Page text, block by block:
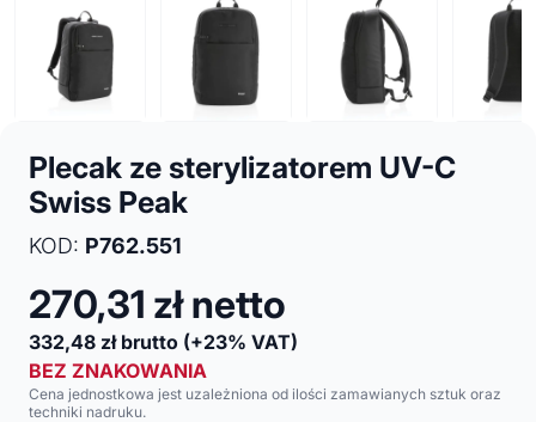
Plecak ze sterylizatorem UV-C
Swiss Peak
KOD: P762.551
270,31 zł netto
332,48 zł brutto (+23% VAT)
BEZ ZNAKOWANIA
Cena jednostkowa jest uzależniona od ilości zamawianych sztuk oraz
techniki nadruku.